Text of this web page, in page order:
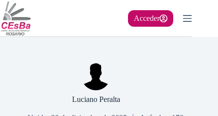
Saltar
al
contenido
Acceder
Luciano Peralta